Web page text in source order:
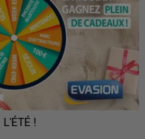
L'ÉTÉ !